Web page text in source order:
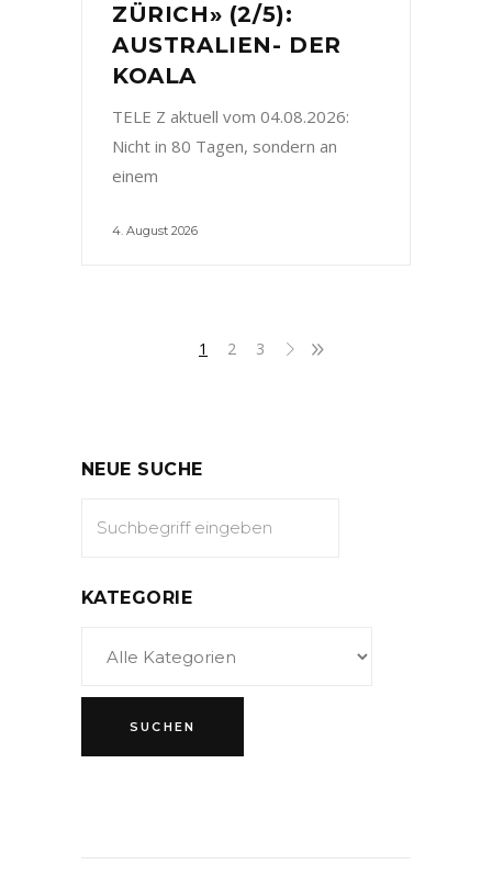
ZÜRICH» (2/5):
AUSTRALIEN- DER
KOALA
TELE Z aktuell vom 04.08.2026:
Nicht in 80 Tagen, sondern an
einem
4. August 2026
1 2 3
NEUE SUCHE
KATEGORIE